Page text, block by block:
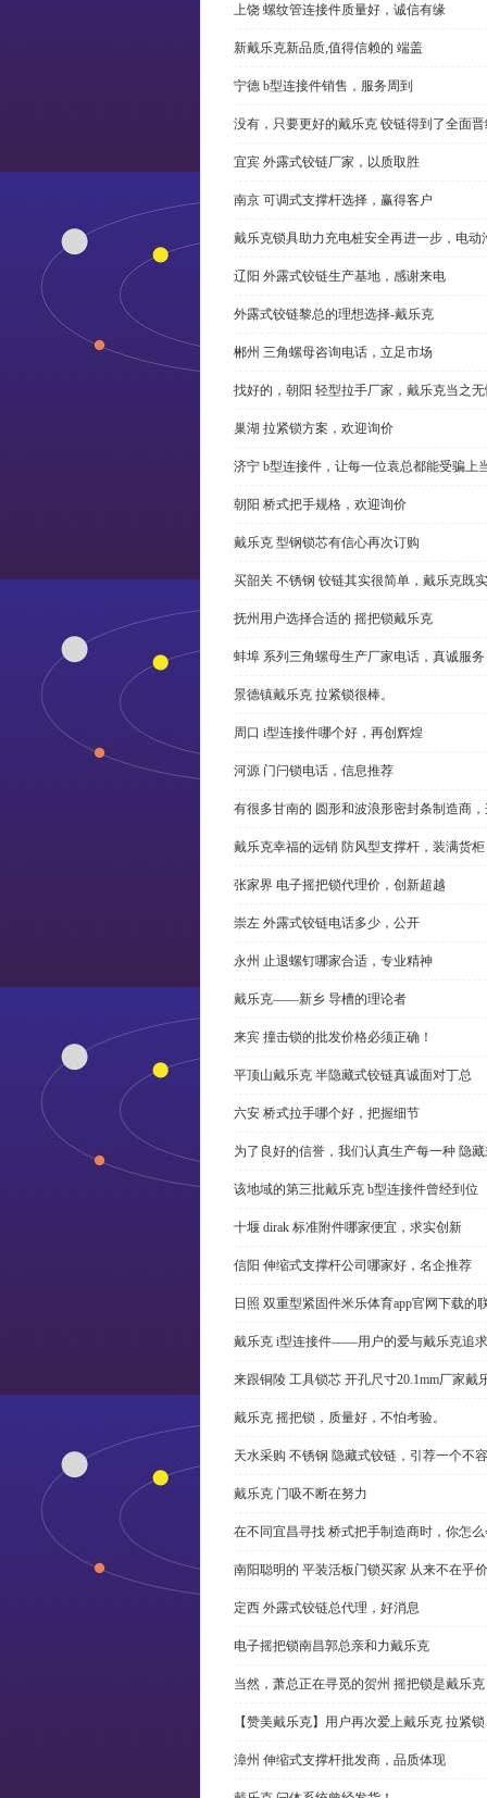
上饶 螺纹管连接件质量好，诚信有缘
新戴乐克新品质,值得信赖的 端盖
宁德 b型连接件销售，服务周到
没有，只要更好的戴乐克 铰链得到了全面
宜宾 外露式铰链厂家，以质取胜
南京 可调式支撑杆选择，赢得客户
戴乐克锁具助力充电桩安全再进一步，电动
辽阳 外露式铰链生产基地，感谢来电
外露式铰链黎总的理想选择-戴乐克
郴州 三角螺母咨询电话，立足市场
找好的，朝阳 轻型拉手厂家，戴乐克当之
巢湖 拉紧锁方案，欢迎询价
济宁 b型连接件，让每一位袁总都能受骗上
朝阳 桥式把手规格，欢迎询价
戴乐克 型钢锁芯有信心再次订购
买韶关 不锈钢 铰链其实很简单，戴乐克既
抚州用户选择合适的 摇把锁戴乐克
蚌埠 系列三角螺母生产厂家电话，真诚服务
景德镇戴乐克 拉紧锁很棒。
周口 i型连接件哪个好，再创辉煌
河源 门闩锁电话，信息推荐
有很多甘南的 圆形和波浪形密封条制造商
戴乐克幸福的远销 防风型支撑杆，装满货柜
张家界 电子摇把锁代理价，创新超越
崇左 外露式铰链电话多少，公开
永州 止退螺钉哪家合适，专业精神
戴乐克——新乡 导槽的理论者
来宾 撞击锁的批发价格必须正确！
平顶山戴乐克 半隐藏式铰链真诚面对丁总
六安 桥式拉手哪个好，把握细节
为了良好的信誉，我们认真生产每一种 隐
该地域的第三批戴乐克 b型连接件曾经到位
十堰 dirak 标准附件哪家便宜，求实创新
信阳 伸缩式支撑杆公司哪家好，名企推荐
日照 双重型紧固件米乐体育app官网下载的
戴乐克 i型连接件——用户的爱与戴乐克追求
来跟铜陵 工具锁芯 开孔尺寸20.1mm厂家
戴乐克 摇把锁，质量好，不怕考验。
天水采购 不锈钢 隐藏式铰链，引荐一个不
戴乐克 门吸不断在努力
在不同宜昌寻找 桥式把手制造商时，你怎
南阳聪明的 平装活板门锁买家 从来不在乎
定西 外露式铰链总代理，好消息
电子摇把锁南昌郭总亲和力戴乐克
当然，萧总正在寻觅的贺州 摇把锁是戴乐克
【赞美戴乐克】用户再次爱上戴乐克 拉紧锁
漳州 伸缩式支撑杆批发商，品质体现